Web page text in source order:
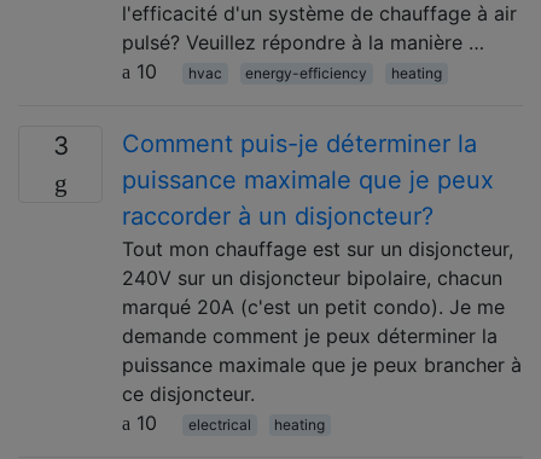
l'efficacité d'un système de chauffage à air
pulsé? Veuillez répondre à la manière …
10
hvac energy-efficiency heating
3
Comment puis-je déterminer la
puissance maximale que je peux
raccorder à un disjoncteur?
Tout mon chauffage est sur un disjoncteur,
240V sur un disjoncteur bipolaire, chacun
marqué 20A (c'est un petit condo). Je me
demande comment je peux déterminer la
puissance maximale que je peux brancher à
ce disjoncteur.
10
electrical heating